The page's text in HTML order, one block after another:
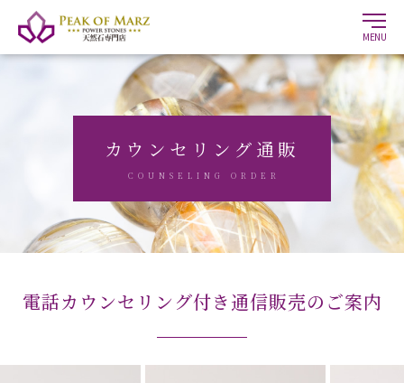
MENU
カウンセリング通販
COUNSELING ORDER
電話カウンセリング付き通信販売のご案内